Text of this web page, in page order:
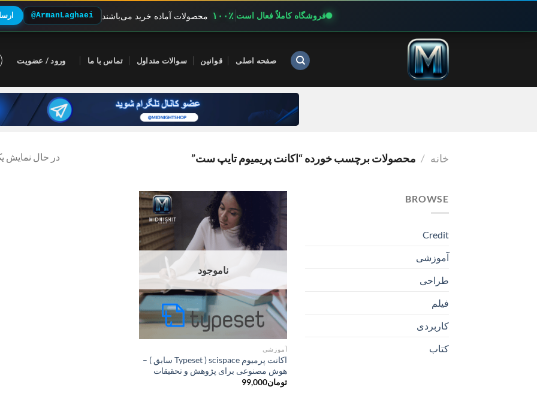
فروشگاه کاملاً فعال است ۱۰۰٪ محصولات آماده خرید می‌باشند @ArmanLaghaei
صفحه اصلی قوانین سوالات متداول تماس با ما ورود / عضویت
خانه / محصولات برچسب خورده “اکانت پریمیوم تایپ ست” در حال نمایش
BROWSE
Credit
آموزشی
طراحی
فیلم
کاربردی
کتاب
ناموجود
آموزشی
اکانت پرمیوم scispace ( Typeset سابق ) –
هوش مصنوعی برای پژوهش و تحقیقات
تومان99,000